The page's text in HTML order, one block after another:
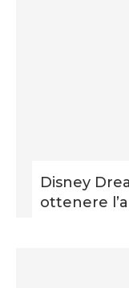
Disney
ottenere